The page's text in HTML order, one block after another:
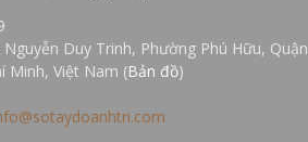
Duy Trinh, Phường Phú Hữu, Quận
Minh, Việt Nam (Bản đồ)